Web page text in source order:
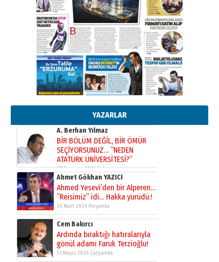
YAZARLAR
Murat Şahsuvaroğlu ERKON’da
çıtayı yukarı taşırken,
yönetimdekiler aşağı
çekmemeli!
17 Şubat 2026 SalıOrhan BOZKURT
Bir fotoğraf, bir şehir, bir
gazeteci… Dizginler kimin
elinde?
31 Mart 2026 Salı
A. Berhan Yılmaz
SEÇİYORSUNUZ… “NEDEN
ATATÜRK ÜNİVERSİTESİ?”
28 Temmuz 2026 Salı
Ahmet Gökhan YAZICI
Ahmed Yesevi’den bir Alperen…
”Reisimiz” idi… Hakka yürüdü.!
26 Mart 2026 Perşembe
Cem Bakırcı
Ardında bıraktığı hatıralarıyla
gönül adamı Faruk Terzioğlu!
13 Mayıs 2026 Çarşamba
Esat BİNDESEN
Başkan Sekmen’den Erzurum’a
bir vizyon proje daha!
02 Ağustos 2026 Pazar